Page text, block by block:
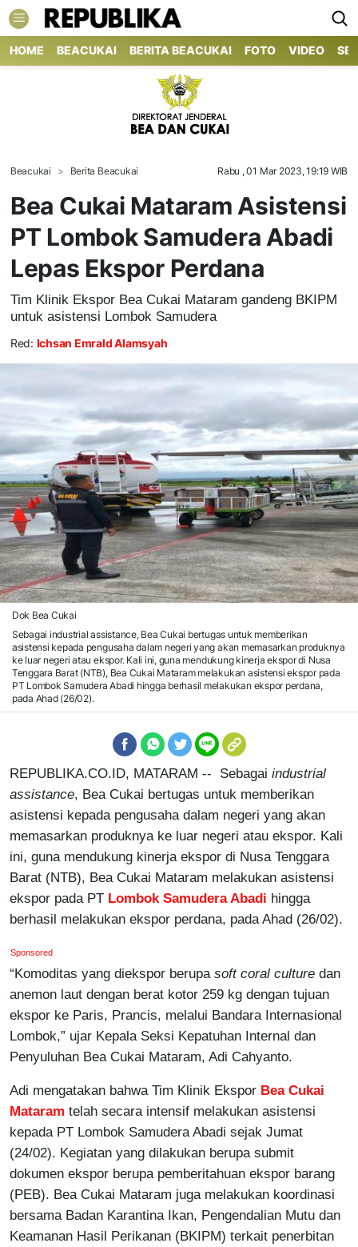
HOME BEACUKAI BERITA BEACUKAI FOTO VIDEO
Beacukai Berita Beacukai Rabu , 01 Mar 2023, 19:19 WIB
Bea Cukai Mataram Asistensi
PT Lombok Samudera Abadi
Lepas Ekspor Perdana
Tim Klinik Ekspor Bea Cukai Mataram gandeng BKIPM
untuk asistensi Lombok Samudera
Red: Ichsan Emrald Alamsyah
Dok Bea Cukai
Sebagai industrial assistance, Bea Cukai bertugas untuk memberikan
asistensi kepada pengusaha dalam negeri yang akan memasarkan produknya
ke luar negeri atau ekspor. Kali ini, guna mendukung kinerja ekspor di Nusa
Tenggara Barat (NTB), Bea Cukai Mataram melakukan asistensi ekspor pada
PT Lombok Samudera Abadi hingga berhasil melakukan ekspor perdana,
pada Ahad (26/02).
REPUBLIKA.CO.ID, MATARAM -- Sebagai industrial
assistance, Bea Cukai bertugas untuk memberikan
asistensi kepada pengusaha dalam negeri yang akan
memasarkan produknya ke luar negeri atau ekspor. Kali
ini, guna mendukung kinerja ekspor di Nusa Tenggara
Barat (NTB), Bea Cukai Mataram melakukan asistensi
ekspor pada PT Lombok Samudera Abadi hingga
berhasil melakukan ekspor perdana, pada Ahad (26/02).
Sponsored
“Komoditas yang diekspor berupa soft coral culture dan
anemon laut dengan berat kotor 259 kg dengan tujuan
ekspor ke Paris, Prancis, melalui Bandara Internasional
Lombok,” ujar Kepala Seksi Kepatuhan Internal dan
Penyuluhan Bea Cukai Mataram, Adi Cahyanto.
Adi mengatakan bahwa Tim Klinik Ekspor Bea Cukai
Mataram telah secara intensif melakukan asistensi
kepada PT Lombok Samudera Abadi sejak Jumat
(24/02). Kegiatan yang dilakukan berupa submit
dokumen ekspor berupa pemberitahuan ekspor barang
(PEB). Bea Cukai Mataram juga melakukan koordinasi
bersama Badan Karantina Ikan, Pengendalian Mutu dan
Keamanan Hasil Perikanan (BKIPM) terkait penerbitan